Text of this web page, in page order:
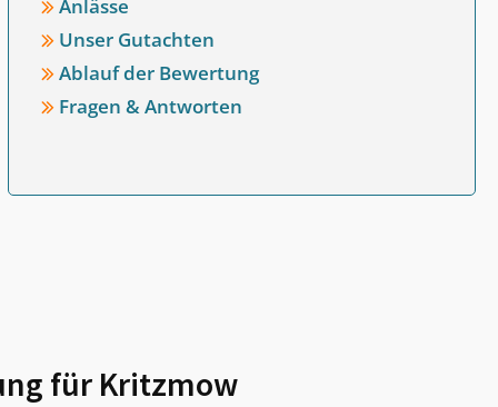
Anlässe
Unser Gutachten
Ablauf der Bewertung
Fragen & Antworten
für Kritzmow